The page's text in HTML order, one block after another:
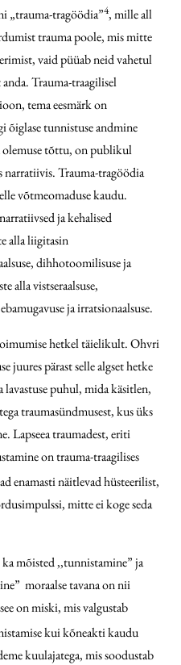
„trauma-tragöödia”4, mille all
trauma poole, mis mitte
vaid püüab neid vahetul
Trauma-traagilisel
tema eesmärk on
õiglase tunnistuse andmine
olemuse tõttu, on publikul
narratiivis. Trauma-tragöödia
võtmeomaduse kaudu.
ja kehalised
alla liigitasin
dihhotoomilisuse ja
alla vistseraalsuse,
ja irratsionaalsuse.
hetkel täielikult. Ohvri
juures pärast selle algset hetke
puhul, mida käsitlen,
traumasündmusest, kus üks
Lapseea traumadest, eriti
on trauma-traagilises
enamasti näitlevad hüsteerilist,
mitte ei koge seda
mõisted ,,tunnistamine” ja
moraalse tavana on nii
on miski, mis valgustab
kui kõneakti kaudu
kuulajatega, mis soodustab